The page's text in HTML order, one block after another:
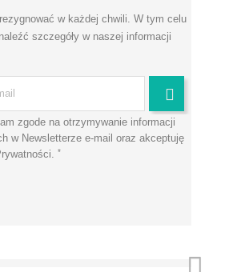
w każdej chwili. W tym celu
szczegóły w naszej informacji
zgode na otrzymywanie informacji
w Newsletterze e-mail oraz akceptuję
. *